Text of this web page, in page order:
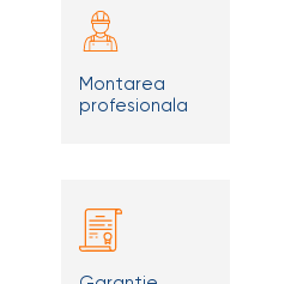
Montarea
profesionala